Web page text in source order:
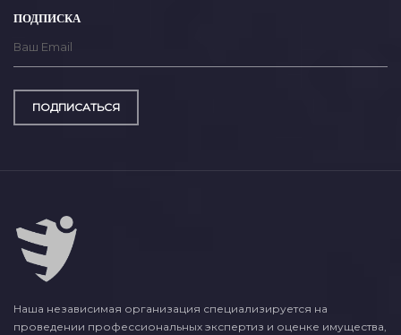
ПОДПИСКА
ПОДПИСАТЬСЯ
Наша независимая организация специализируется на
проведении профессиональных экспертиз и оценке имущества,